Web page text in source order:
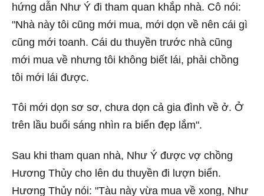
hứng dẫn Như Ý đi tham quan khắp nhà. Cô nói:
"Nhà này tôi cũng mới mua, mới dọn về nên cái gì
cũng mới toanh. Cái du thuyền trước nhà cũng
mới mua về nhưng tôi không biết lái, phải chồng
tôi mới lái được.
Tôi mới dọn sơ sơ, chưa dọn cả gia đình về ở. Ở
trên lầu buổi sáng nhìn ra biển đẹp lắm".
Sau khi tham quan nhà, Như Ý được vợ chồng
Hương Thủy cho lên du thuyền đi lượn biển.
Hương Thủy nói: "Tàu này vừa mua về xong, Như